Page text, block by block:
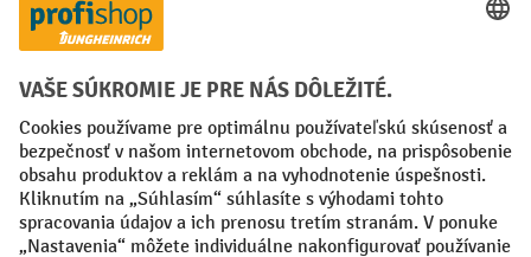
Creditcard (Master)Creditcard (Visa)
Faktúra Predplatba
Sociálne siete
Facebook
YouTube
LinkedIn